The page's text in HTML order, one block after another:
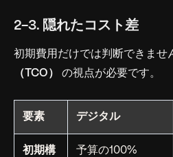
2-3. 隠れたコスト差
初期費用だけでは判断できませ
（TCO）
の視点が必要です。
要素 デジタル
初期構
予算の100%